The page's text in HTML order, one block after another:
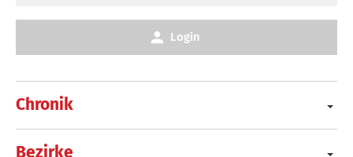
Chronik
Bezirke
Login